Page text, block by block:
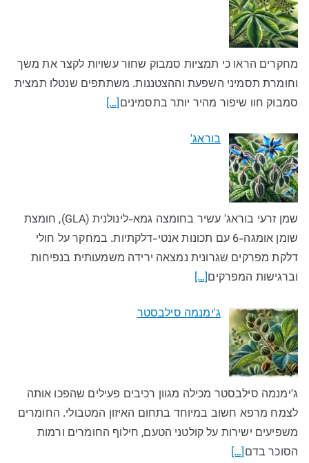
מחקרים הראו כי תמציות סמבוק שחור עשויות לקצר את משך
וחומרת תסמיני השפעת וההצטננות. משתתפים שנטלו תמצית
סמבוק חוו שיפור מהיר יותר בתסמינים[…]
בוראג'
שמן זרעי בוראג' עשיר בחומצה גמא-לינולנית (GLA), חומצת
שומן אומגה-6 עם תכונות אנטי-דלקתיות. במחקר על חולי
דלקת מפרקים שגרונית נמצאה ירידה משמעותית בנפיחות
וברגישות המפרקים[…]
ג'ימנמה סילבסטר
ג'ימנמה סילבסטר מכילה מגוון רכיבים פעילים שהפכו אותה
לצמח מרפא חשוב במיוחד בתחום האיזון המטבולי. החומרים
משפיעים ישירות על קולטני הטעם, חילוף החומרים ורמות
הסוכר בדם[…]